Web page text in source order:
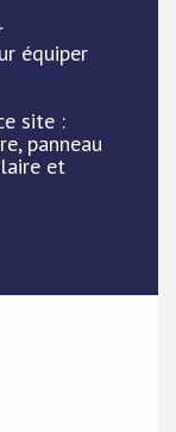
équiper
site :
panneau
et